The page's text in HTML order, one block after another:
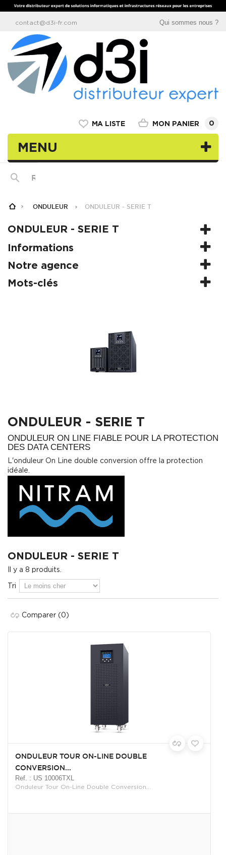
Qui sommes nous ?
contact@d3i-fr.com
MON PANIER 0
MA LISTE
MENU
ONDULEUR ONDULEUR - SERIE T
ONDULEUR - SERIE T
Informations
Notre agence
Mots-clés
ONDULEUR - SERIE T
ONDULEUR ON LINE FIABLE POUR LA PROTECTION
DES DATA CENTERS
L'onduleur On Line double conversion offre la protection
idéale.
ONDULEUR - SERIE T
Il y a 8 produits.
Tri
Comparer (0)
ONDULEUR TOUR ON-LINE DOUBLE
CONVERSION...
Ref. : US 10006TXL
Onduleur Tour On-Line Double Conversion...